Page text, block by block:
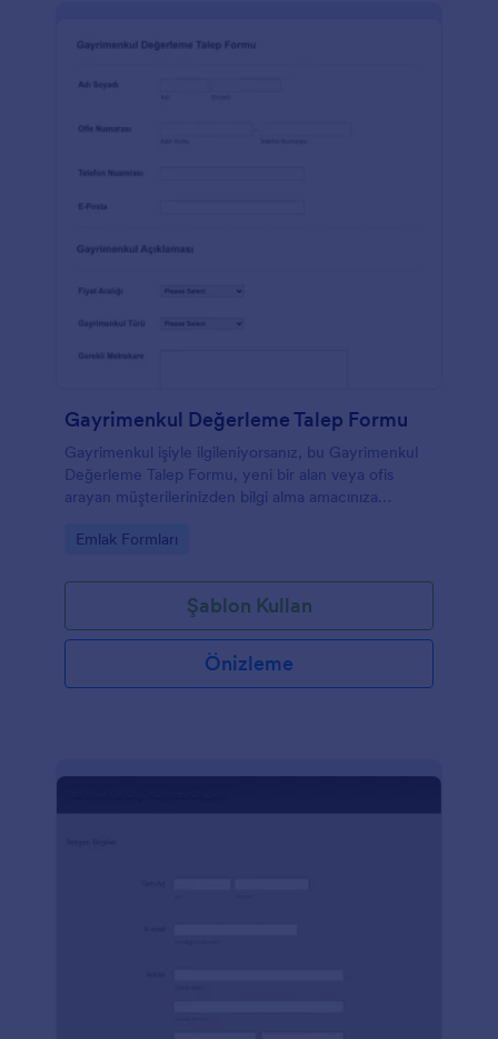
Gayrimenkul Değerleme Talep Formu
Gayrimenkul işiyle ilgileniyorsanız, bu Gayrimenkul
Değerleme Talep Formu, yeni bir alan veya ofis
arayan müşterilerinizden bilgi alma amacınıza
sağlayacakları mülk açıklamasına dayalı olarak
olacaktır. Bu ticari gayrimenkul değerlendirme talep
formu ile birkaç mülk türü sunabilir ve müşterilerinize
kişisel veya ticari kullanımları için en iyi alanı
sunabilirsiniz. Bu form sadece yer kiralamak için
değil, aynı zamanda devlet işletmeleri için sorular
Go to Category:
Emlak Formları
Şablon Kullan
Önizleme